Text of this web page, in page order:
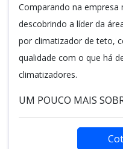
Comparando na
descobrindo a líder da
por climatizador de teto,
qualidade com o que há
climatizadores.
UM POUCO MAIS